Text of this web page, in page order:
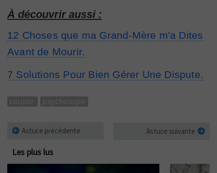
À découvrir aussi :
12 Choses que ma Grand-Mère m'a Dites
Avant de Mourir.
7 Solutions Pour Bien Gérer Une Dispute.
Astuce précédente Astuce suivante
Les plus lus